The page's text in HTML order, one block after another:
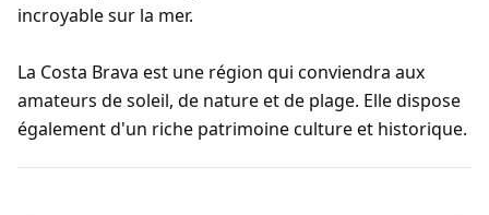
incroyable sur la mer.
La Costa Brava est une région qui conviendra aux
amateurs de soleil, de nature et de plage. Elle dispose
également d'un riche patrimoine culture et historique.